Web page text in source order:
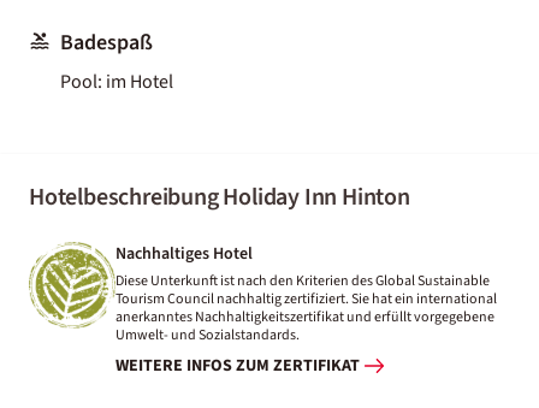
Badespaß
Pool: im Hotel
Hotelbeschreibung Holiday Inn Hinton
Nachhaltiges Hotel
Diese Unterkunft ist nach den Kriterien des Global Sustainable
Tourism Council nachhaltig zertifiziert. Sie hat ein international
anerkanntes Nachhaltigkeitszertifikat und erfüllt vorgegebene
Umwelt- und Sozialstandards.
WEITERE INFOS ZUM ZERTIFIKAT